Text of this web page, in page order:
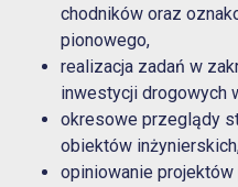
chodników oraz
pionowego,
realizacja zadań w
inwestycji drogowych
okresowe przeglądy
obiektów
opiniowanie